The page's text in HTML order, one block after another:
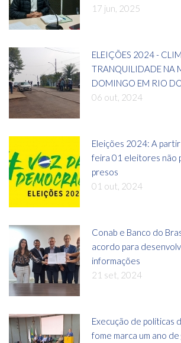
17 jun, 2025
ELEIÇÕES 2024 -
TRANQUILIDADE NA
DOMINGO EM RIO
06 out, 2024
Eleições 2024: A
feira 01 eleitores não
presos
01 out, 2024
Conab e Banco do
acordo para
informações
21 set, 2024
Execução de políticas
fome marca um ano